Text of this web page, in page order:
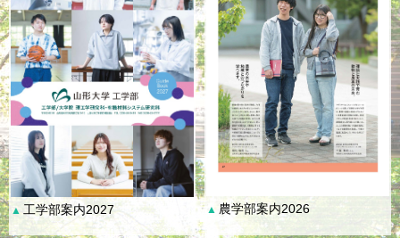
▲ 工学部案内2027 ▲ 農学部案内2026